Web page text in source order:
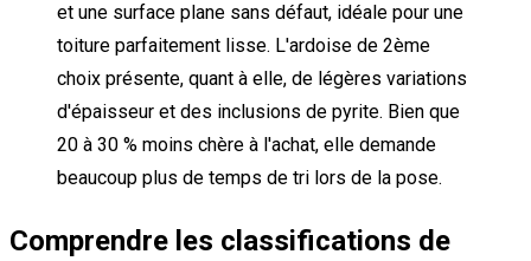
et une surface plane sans défaut, idéale pour une
toiture parfaitement lisse. L'ardoise de 2ème
choix présente, quant à elle, de légères variations
d'épaisseur et des inclusions de pyrite. Bien que
20 à 30 % moins chère à l'achat, elle demande
beaucoup plus de temps de tri lors de la pose.
Comprendre les classifications de